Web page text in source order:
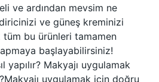
ve ardından mevsim ne
ve güneş kreminizi
bu ürünleri tamamen
başlayabilirsiniz!
yapılır? Makyajı uygulamak
uygulamak için doğru